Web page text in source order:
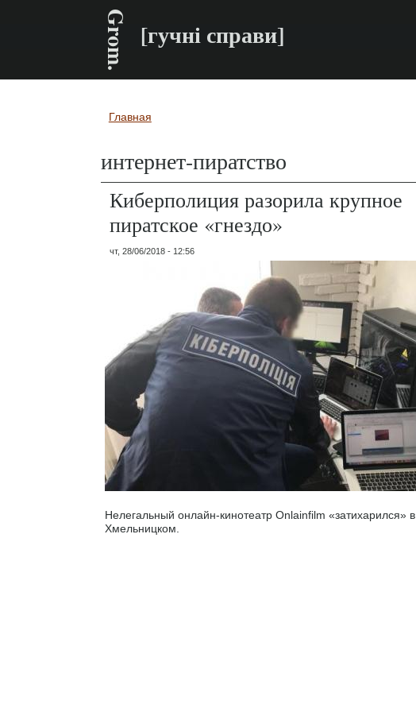
Grom. [гучні справи]
Вы здесь
Главная
интернет-пиратство
Киберполиция разорила крупное
пиратское «гнездо»
чт, 28/06/2018 - 12:56
Нелегальный онлайн-кинотеатр Onlainfilm «затихарился» в
Хмельницком.